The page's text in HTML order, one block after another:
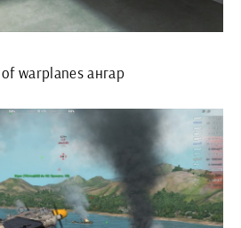
warplanes ангар